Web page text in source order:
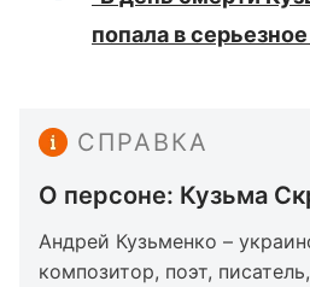
попала в
СПРАВКА
О персоне: Кузьма
Андрей Кузьменко –
композитор, поэт,